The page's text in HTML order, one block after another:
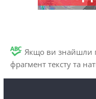
Якщо ви знайшли
фрагмент тексту та